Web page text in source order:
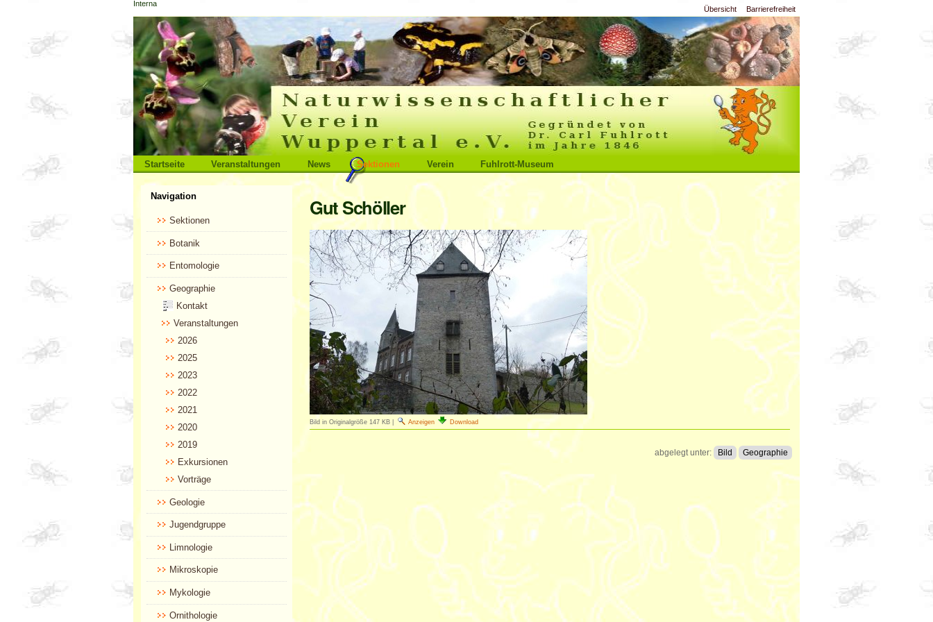
Direkt
zum
Inhalt
|
Direkt
zur
Navigation
Übersicht Barrierefreiheit
Sektionen
Startseite Veranstaltungen News Sektionen Verein Fuhlrott-Museum
Benutzerspezifische
Interna
Gut Schöller
Bild in Originalgröße 147 KB Anzeigen Download
abgelegt unter: Bild Geographie
Navigation
Sektionen
Botanik
Entomologie
Geographie
Kontakt
Veranstaltungen
2026
2025
2023
2022
2021
2020
2019
Exkursionen
Vorträge
Geologie
Jugendgruppe
Limnologie
Mikroskopie
Mykologie
Ornithologie